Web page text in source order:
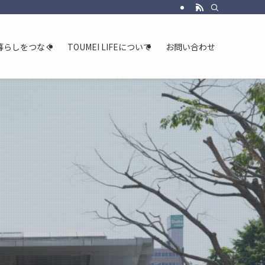
らしをつなぐ TOUMEI LIFEについて お問い合わせ